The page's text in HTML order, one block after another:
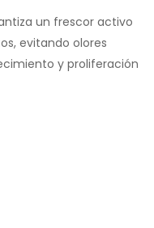
un frescor activo
evitando olores
y proliferación